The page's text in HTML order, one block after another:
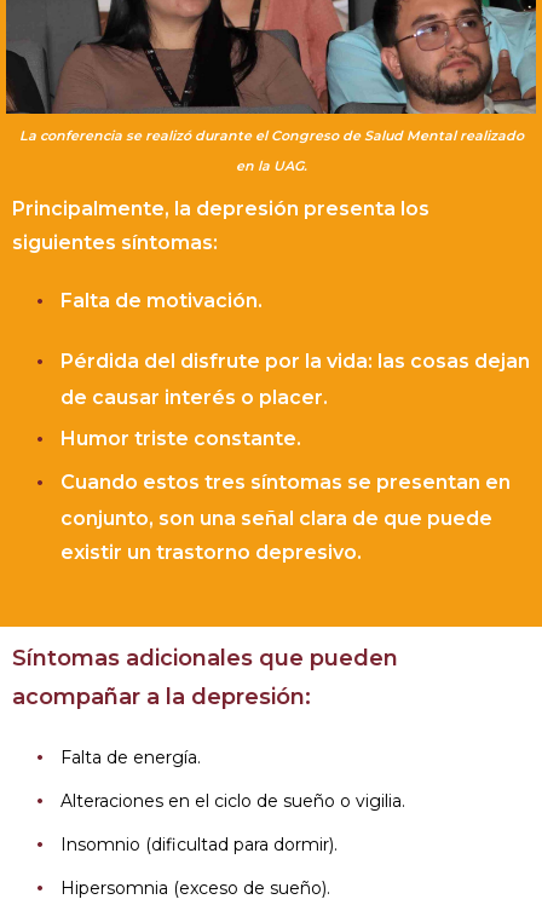
La conferencia se realizó durante el Congreso de Salud Mental realizado
en la UAG.
Principalmente, la depresión presenta los
siguientes síntomas:
Falta de motivación.
Pérdida del disfrute por la vida: las cosas dejan
de causar interés o placer.
Humor triste constante.
Cuando estos tres síntomas se presentan en
conjunto, son una señal clara de que puede
existir un trastorno depresivo.
Síntomas adicionales que pueden
acompañar a la depresión:
Falta de energía.
Alteraciones en el ciclo de sueño o vigilia.
Insomnio (dificultad para dormir).
Hipersomnia (exceso de sueño).